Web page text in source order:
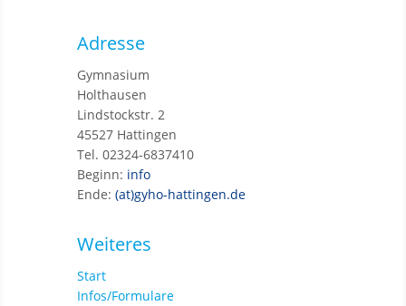
Adresse
Gymnasium
Holthausen
Lindstockstr. 2
45527 Hattingen
Tel. 02324-6837410
Beginn: info
Ende: (at)gyho-hattingen.de
Weiteres
Start
Infos/Formulare